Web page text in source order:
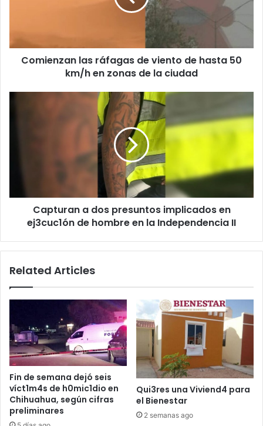
km/h
Comienzan las ráfagas de viento de hasta 50
km/h en zonas de la ciudad
hombre
Capturan a dos presuntos implicados en
ej3cuc1ón de hombre en la Independencia II
Related Articles
Fin de semana dejó seis
víct1m4s de h0mic1dio en
Chihuahua, según cifras
preliminares
Qui3res una Viviend4 para
el Bienestar
2 semanas ago